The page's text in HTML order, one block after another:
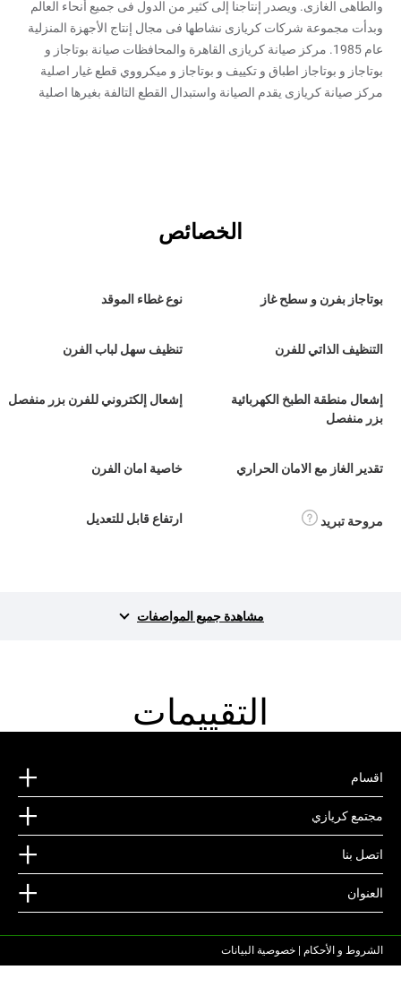
والطاهى الغازى. ويصدر إنتاجنا إلى كثير من الدول فى جميع أنحاء العالم
وبدأت مجموعة شركات كريازى نشاطها فى مجال إنتاج الأجهزة المنزلية
عام 1985. مركز صيانة كريازى القاهرة والمحافظات صيانة بوتاجاز و
بوتاجاز و بوتاجاز اطباق و تكييف و بوتاجاز و ميكرووي قطع غيار اصلية
مركز صيانة كريازى يقدم الصيانة واستبدال القطع التالفة بغيرها اصلية
الخصائص
بوتاجاز بفرن و سطح غاز نوع غطاء الموقد
التنظيف الذاتي للفرن تنظيف سهل لباب الفرن
إشعال منطقة الطبخ الكهربائية
بزر منفصل
إشعال إلكتروني للفرن بزر منفصل
تقدير الغاز مع الامان الحراري خاصية امان الفرن
مروحة تبريد ارتفاع قابل للتعديل
مشاهدة جميع المواصفات
التقييمات
اقسام
مجتمع كريازي
اتصل بنا
العنوان
الشروط و الأحكام | خصوصية البيانات